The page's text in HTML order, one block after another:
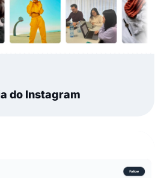
do Instagram